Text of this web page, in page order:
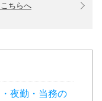
ちらへ
夜勤・当務の